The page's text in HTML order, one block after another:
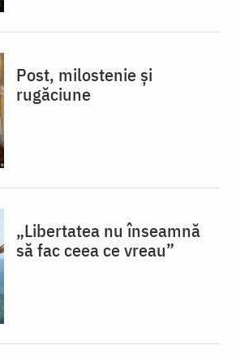
Post, milostenie și
rugăciune
„Libertatea nu înseamnă
să fac ceea ce vreau”